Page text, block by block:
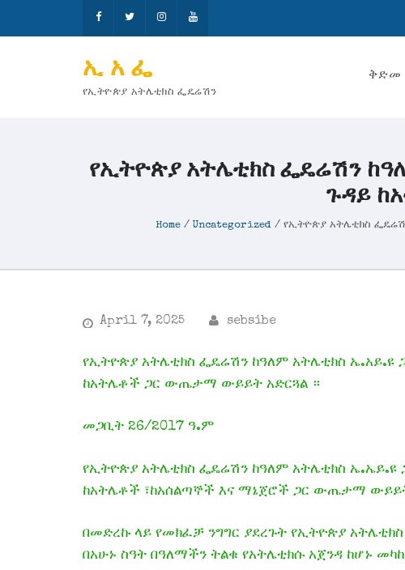
ኢ አ ፌ
የኢትዮጵያ አትሌቲክስ ፌዴሬሽን
ቅድመ
የኢትዮጵያ አትሌቲክስ ፌዴሬሽን
ጉዳይ
Home / Uncategorized / የኢትዮጵያ አትሌቲክስ
April 7, 2025 sebsibe
የኢትዮጵያ አትሌቲክስ ፌዴሬሽን ከዓለም አትሌቲክስ
ከአትሌቶች ጋር ውጤታማ ውይይት አድርጓል ።
መጋቢት 26/2017 ዓ.ም
የኢትዮጵያ አትሌቲክስ ፌዴሬሽን ከዓለም አትሌቲክስ
ከአትሌቶች ፣ከአሰልጣኞች እና ማኔጀሮች ጋር ውጤታማ
በመድረኩ ላይ የመክፈቻ ንግግር ያደረጉት የኢትዮጵያ
በአሁኑ ስዓት በዓለማችን ትልቁ የአትሌቲክሱ አጀንዳ ከሆኑ